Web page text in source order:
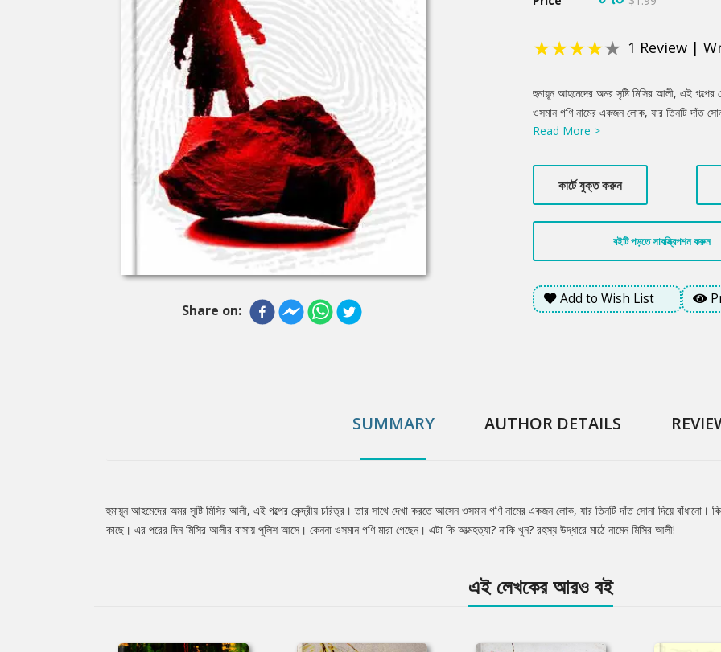
Share on:
★★★★★ 1 Review |
Product
Summery
হুমায়ূন আহমেদের অমর সৃষ্টি মিসির আলী, এই
ওসমান গণি নামের একজন লোক, যার তিনটি দাঁত
অদ্ভুত আবদার করেন মিসির আলীর কাছে। এর পরের
Read More >
কার্টে যুক্ত করুন
বইটি পড়তে সাবস্ক্রিপশন করুন
Add to Wish List
SUMMARY AUTHOR DETAILS
Tab
হুমায়ূন আহমেদের অমর সৃষ্টি মিসির আলী, এই গল্পের কেন্দ্রীয় চরিত্র। তার সাথে দেখা করতে আসেন ওসমান গণি নামের একজন লোক, যার তিনটি দাঁত সোনা দিয়ে
কাছে। এর পরের দিন মিসির আলীর বাসায় পুলিশ আসে। কেননা ওসমান গণি মারা গেছেন। এটা কি আত্মহত্যা? নাকি খুন? রহস্য উদ্ধারে মাঠে নামেন মিসির আলী!
এই লেখকের আরও বই